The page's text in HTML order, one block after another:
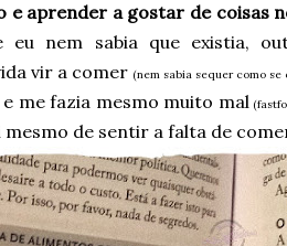
e aprender a gostar de coisas
eu nem sabia que existia,
vir a comer (nem sabia sequer como se
me fazia mesmo muito mal
de sentir a falta de